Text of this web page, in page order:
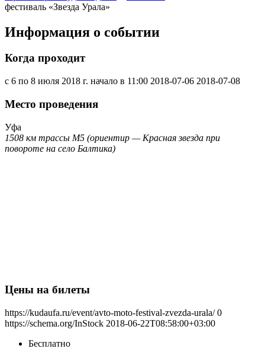
фестиваль «Звезда Урала»
Информация о событии
Когда проходит
с 6 по 8 июля 2018 г. начало в 11:00 2018-07-06 2018-07-08
Место проведения
Уфа
1508 км трассы М5 (ориентир — Красная звезда при
повороте на село Балтика)
Цены на билеты
https://kudaufa.ru/event/avto-moto-festival-zvezda-urala/ 0
https://schema.org/InStock 2018-06-22T08:58:00+03:00
Бесплатно